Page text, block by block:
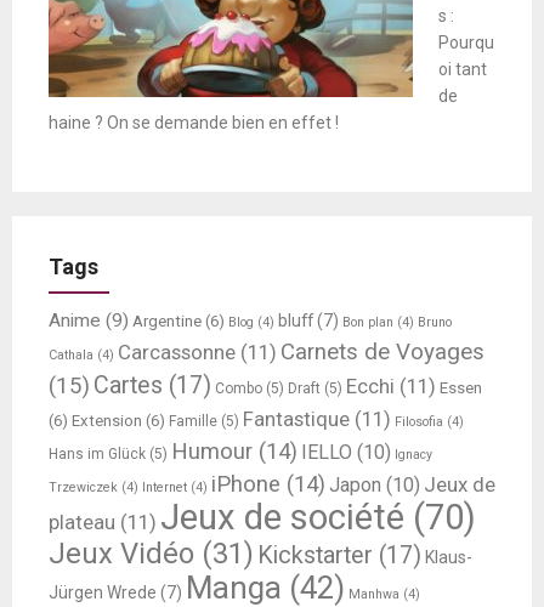
s :
Pourqu
oi tant
de
haine ? On se demande bien en effet !
Tags
Anime (9) Argentine (6) Blog (4) bluff(7) Bon plan (4) Bruno
Cathala (4) Carcassonne (11) Carnets de Voyages
(15) Cartes (17) Combo (5) Draft (5) Ecchi (11) Essen
(6) Extension (6) Famille (5) Fantastique (11) Filosofia (4)
Hans im Glück (5) Humour (14) IELLO (10) Ignacy
Trzewiczek (4) Internet (4) iPhone (14) Japon (10) Jeux de
plateau (11) Jeux de société (70)
Jeux Vidéo (31) Kickstarter (17) Klaus-
Jürgen Wrede (7) Manga (42) Manhwa (4)